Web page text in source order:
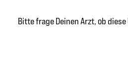
Bitte frage Deinen Arzt, ob